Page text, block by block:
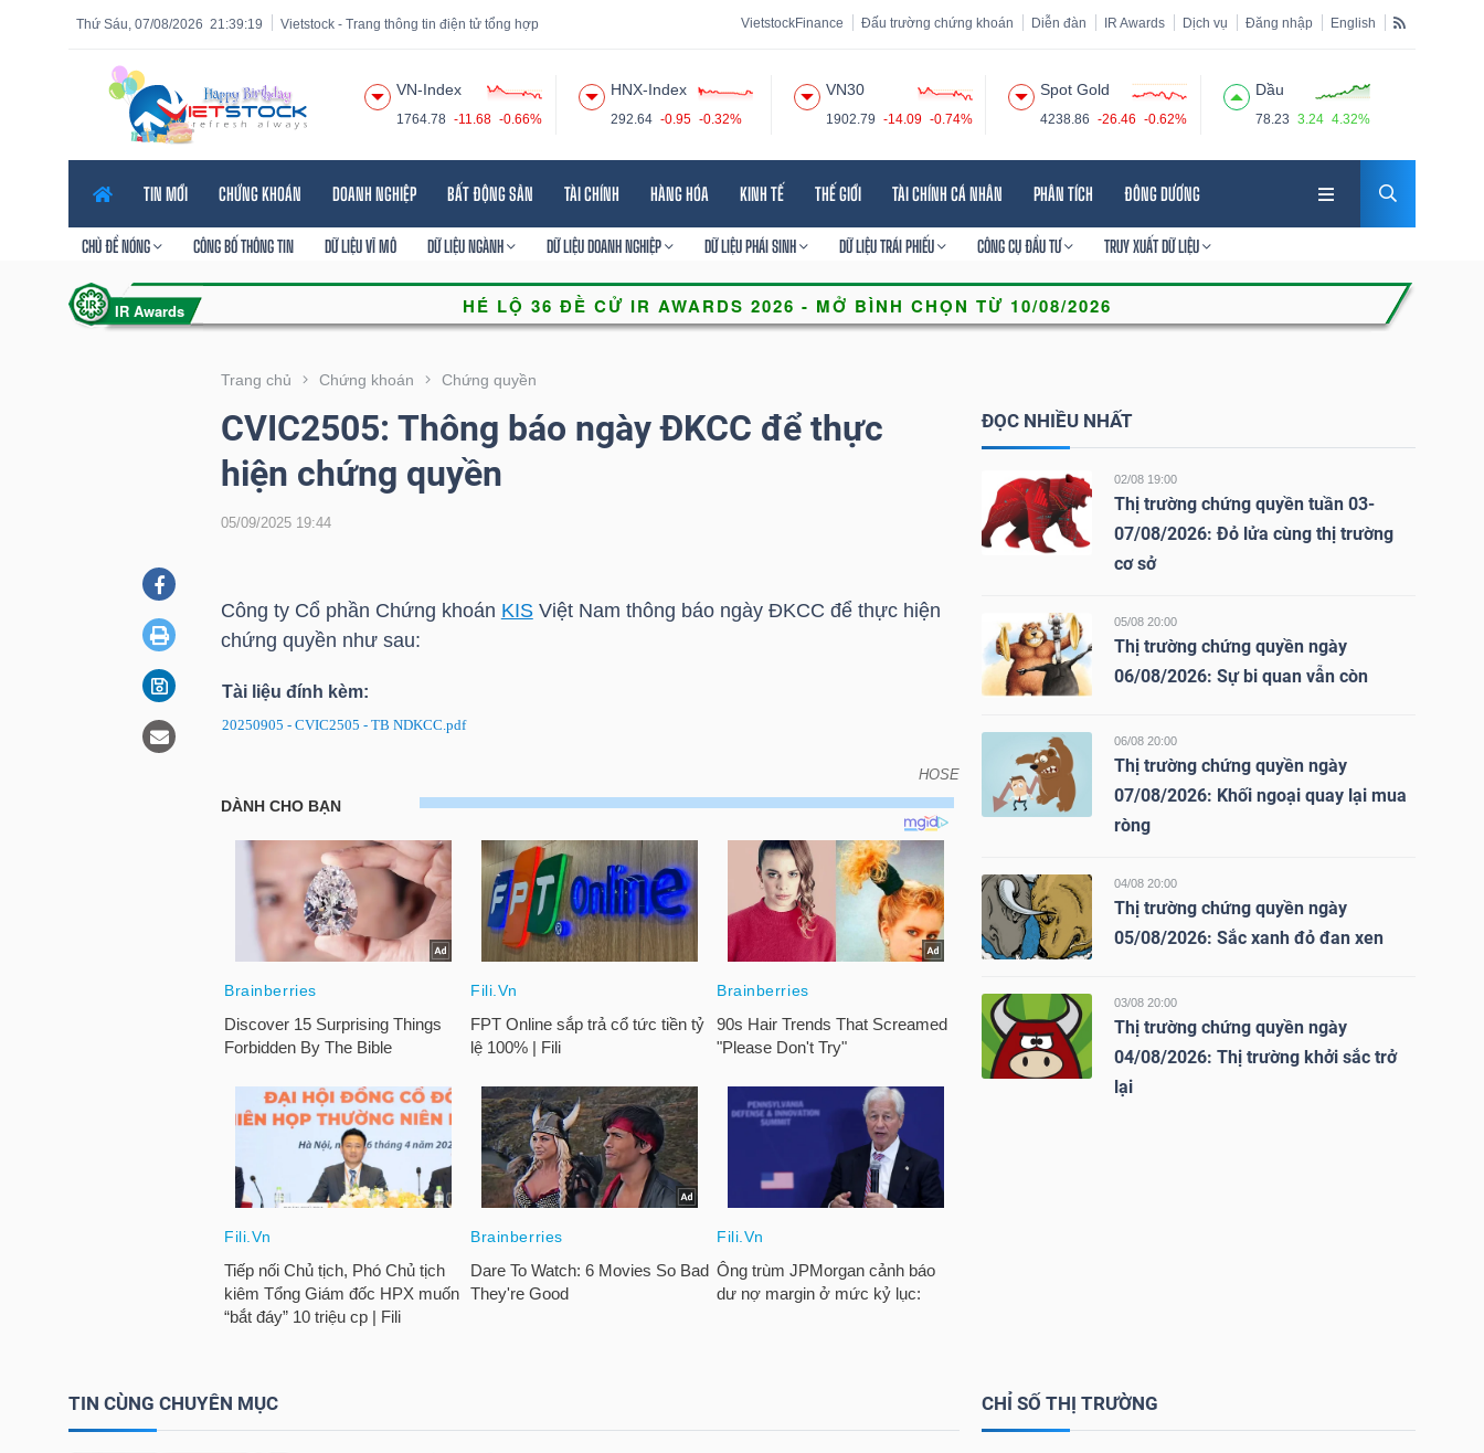
21:39:20
Thứ Sáu, 07/08/2026 Vietstock - Trang thông tin điện tử tổng hợp VietstockFinance Đấu trường chứng khoán Diễn đàn IR Awards Dịch vụ Đăng nhập English
VN-Index
1764.78 -11.68 -0.66%
HNX-Index
292.64 -0.95 -0.32%
VN30
1902.79 -14.09 -0.74%
Spot Gold
4238.86 -26.46 -0.62%
Dầu
78.23 3.24 4.32%
TIN MỚI CHỨNG KHOÁN DOANH NGHIỆP BẤT ĐỘNG SẢN TÀI CHÍNH HÀNG HÓA KINH TẾ THẾ GIỚI TÀI CHÍNH CÁ NHÂN PHÂN TÍCH ĐÔNG DƯƠNG
CHỦ ĐỀ NÓNG CÔNG BỐ THÔNG TIN DỮ LIỆU VĨ MÔ DỮ LIỆU NGÀNH DỮ LIỆU DOANH NGHIỆP DỮ LIỆU PHÁI SINH DỮ LIỆU TRÁI PHIẾU CÔNG CỤ ĐẦU TƯ TRUY XUẤT DỮ LIỆU
Trang chủ Chứng khoán Chứng quyền
CVIC2505: Thông báo ngày ĐKCC để thực
hiện chứng quyền
05/09/2025 19:44
Công ty Cổ phần Chứng khoán KISViệt Nam thông báo ngày ĐKCC để thực hiện
chứng quyền như sau:
Tài liệu đính kèm:
20250905 - CVIC2505 - TB NDKCC.pdf
HOSE
CVIC2505: Thông báo ngày ĐKCC để thực hiện chứng quyền
ĐỌC NHIỀU NHẤT
02/08 19:00
Thị trường chứng quyền tuần 03-
07/08/2026: Đỏ lửa cùng thị trường
cơ sở
05/08 20:00
Thị trường chứng quyền ngày
06/08/2026: Sự bi quan vẫn còn
06/08 20:00
Thị trường chứng quyền ngày
07/08/2026: Khối ngoại quay lại mua
ròng
04/08 20:00
Thị trường chứng quyền ngày
05/08/2026: Sắc xanh đỏ đan xen
03/08 20:00
Thị trường chứng quyền ngày
04/08/2026: Thị trường khởi sắc trở
lại
TIN CÙNG CHUYÊN MỤC CHỈ SỐ THỊ TRƯỜNG
Tính năng
năng
VIETSTOCK
ĐÔNG
DƯƠNG